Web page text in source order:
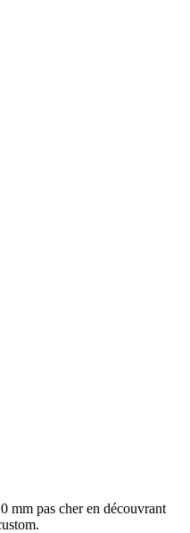
mm pas cher en découvrant